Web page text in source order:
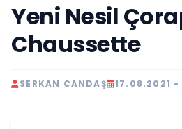
Yeni Nesil
Chaussette
SERKAN CANDAŞ 17.08.2021 -